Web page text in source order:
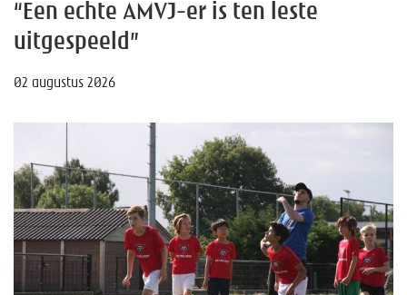
“Een echte AMVJ-er is ten leste
uitgespeeld”
02 augustus 2026